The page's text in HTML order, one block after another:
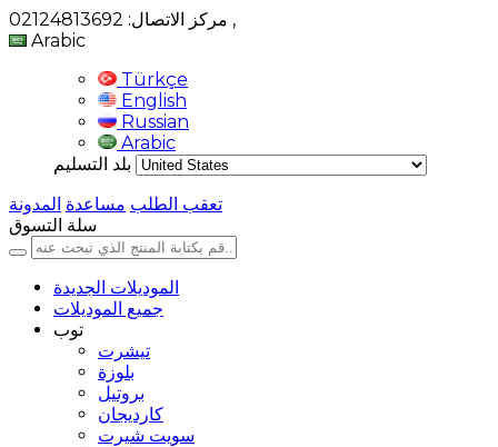
,
Arabic
Türkçe
English
Russian
Arabic
بلد التسليم
تعقب الطلب مساعدة المدونة
سلة التسوق
الموديلات الجديدة
جميع الموديلات
توب
تيشرت
بلوزة
بروتيل
كارديجان
سويت شيرت